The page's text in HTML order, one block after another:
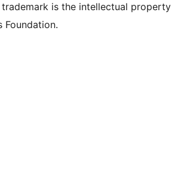
trademark is the intellectual property
Foundation.